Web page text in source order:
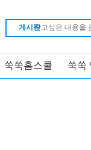
게시판
쑥쑥홈스쿨 쑥쑥